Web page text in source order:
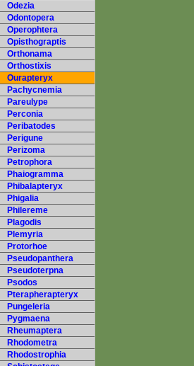
Odezia
Odontopera
Operophtera
Opisthograptis
Orthonama
Orthostixis
Ourapteryx
Pachycnemia
Pareulype
Perconia
Peribatodes
Perigune
Perizoma
Petrophora
Phaiogramma
Phibalapteryx
Phigalia
Philereme
Plagodis
Plemyria
Protorhoe
Pseudopanthera
Pseudoterpna
Psodos
Pterapherapteryx
Pungeleria
Pygmaena
Rheumaptera
Rhodometra
Rhodostrophia